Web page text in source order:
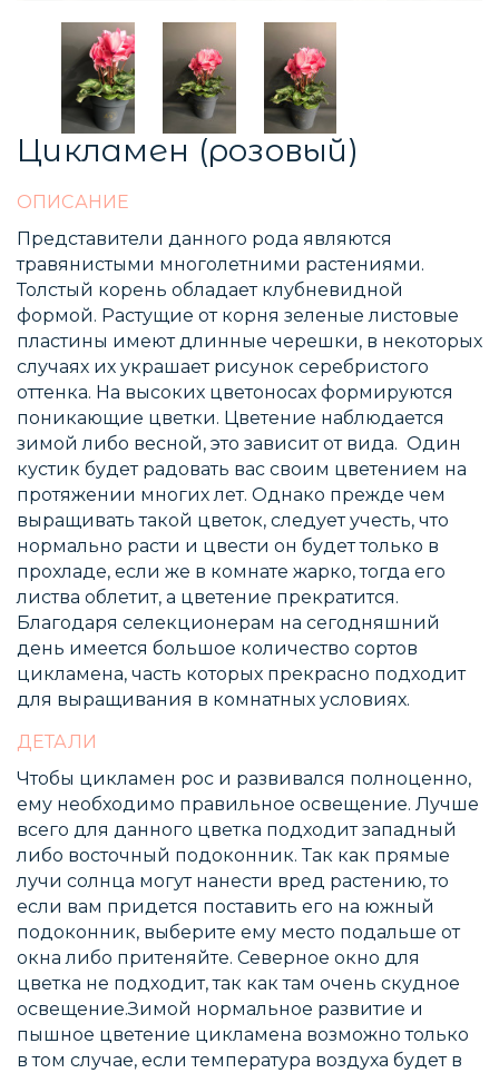
Цикламен (розовый)
ОПИСАНИЕ
Представители данного рода являются
травянистыми многолетними растениями.
Толстый корень обладает клубневидной
формой. Растущие от корня зеленые листовые
пластины имеют длинные черешки, в некоторых
случаях их украшает рисунок серебристого
оттенка. На высоких цветоносах формируются
поникающие цветки. Цветение наблюдается
зимой либо весной, это зависит от вида. Один
кустик будет радовать вас своим цветением на
протяжении многих лет. Однако прежде чем
выращивать такой цветок, следует учесть, что
нормально расти и цвести он будет только в
прохладе, если же в комнате жарко, тогда его
листва облетит, а цветение прекратится.
Благодаря селекционерам на сегодняшний
день имеется большое количество сортов
цикламена, часть которых прекрасно подходит
для выращивания в комнатных условиях.
ДЕТАЛИ
Чтобы цикламен рос и развивался полноценно,
ему необходимо правильное освещение. Лучше
всего для данного цветка подходит западный
либо восточный подоконник. Так как прямые
лучи солнца могут нанести вред растению, то
если вам придется поставить его на южный
подоконник, выберите ему место подальше от
окна либо притеняйте. Северное окно для
цветка не подходит, так как там очень скудное
освещение.Зимой нормальное развитие и
пышное цветение цикламена возможно только
в том случае, если температура воздуха будет в